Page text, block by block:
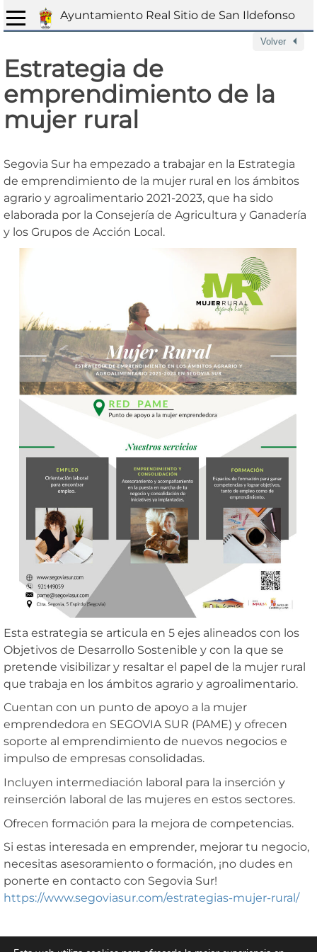
Ayuntamiento Real Sitio de San Ildefonso
Volver
Estrategia de
emprendimiento de la
mujer rural
Segovia Sur ha empezado a trabajar en la Estrategia
de emprendimiento de la mujer rural en los ámbitos
agrario y agroalimentario 2021-2023, que ha sido
elaborada por la Consejería de Agricultura y Ganadería
y los Grupos de Acción Local.
Esta estrategia se articula en 5 ejes alineados con los
Objetivos de Desarrollo Sostenible y con la que se
pretende visibilizar y resaltar el papel de la mujer rural
que trabaja en los ámbitos agrario y agroalimentario.
Cuentan con un punto de apoyo a la mujer
emprendedora en SEGOVIA SUR (PAME) y ofrecen
soporte al emprendimiento de nuevos negocios e
impulso de empresas consolidadas.
Incluyen intermediación laboral para la inserción y
reinserción laboral de las mujeres en estos sectores.
Ofrecen formación para la mejora de competencias.
Si estas interesada en emprender, mejorar tu negocio,
necesitas asesoramiento o formación, ¡no dudes en
ponerte en contacto con Segovia Sur!
https://www.segoviasur.com/estrategias-mujer-rural/
Ayuntamiento Real Sitio de San Ildefonso